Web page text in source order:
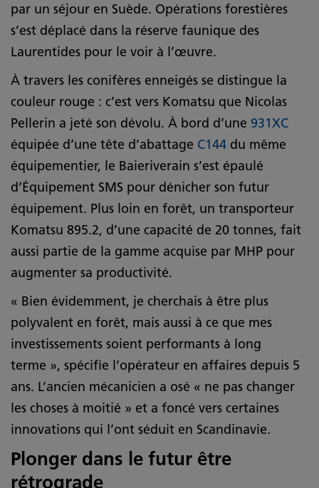
par un séjour en Suède. Opérations forestières
s’est déplacé dans la réserve faunique des
Laurentides pour le voir à l’œuvre.
À travers les conifères enneigés se distingue la
couleur rouge : c’est vers Komatsu que Nicolas
Pellerin a jeté son dévolu. À bord d’une 931XC
équipée d’une tête d’abattage C144 du même
équipementier, le Baieriverain s’est épaulé
d’Équipement SMS pour dénicher son futur
équipement. Plus loin en forêt, un transporteur
Komatsu 895.2, d’une capacité de 20 tonnes, fait
aussi partie de la gamme acquise par MHP pour
augmenter sa productivité.
« Bien évidemment, je cherchais à être plus
polyvalent en forêt, mais aussi à ce que mes
investissements soient performants à long
terme », spécifie l’opérateur en affaires depuis 5
ans. L’ancien mécanicien a osé « ne pas changer
les choses à moitié » et a foncé vers certaines
innovations qui l’ont séduit en Scandinavie.
Plonger dans le futur être
rétrograde